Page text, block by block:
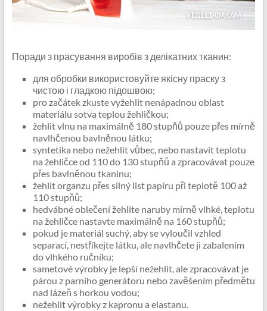
Поради з прасування виробів з делікатних тканин:
для обробки використовуйте якісну праску з
чистою і гладкою підошвою;
pro začátek zkuste vyžehlit nenápadnou oblast
materiálu sotva teplou žehličkou;
žehlit vlnu na maximálně 180 stupňů pouze přes mírně
navlhčenou bavlněnou látku;
syntetika nebo nežehlit vůbec, nebo nastavit teplotu
na žehličce od 110 do 130 stupňů a zpracovávat pouze
přes bavlněnou tkaninu;
žehlit organzu přes silný list papíru při teplotě 100 až
110 stupňů;
hedvábné oblečení žehlite naruby mírně vlhké, teplotu
na žehličce nastavte maximálně na 160 stupňů;
pokud je materiál suchý, aby se vyloučil vzhled
separací, nestříkejte látku, ale navlhčete ji zabalením
do vlhkého ručníku;
sametové výrobky je lepší nežehlit, ale zpracovávat je
párou z parního generátoru nebo zavěšením předmětu
nad lázeň s horkou vodou;
nežehlit výrobky z kapronu a elastanu.